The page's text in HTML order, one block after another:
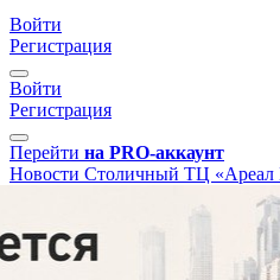
Войти
Регистрация
Войти
Регистрация
Перейти на PRO-аккаунт
Новости Столичный ТЦ «Ареал